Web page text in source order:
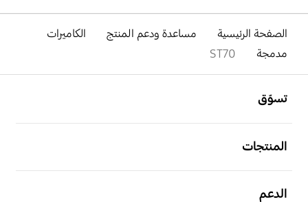
الصفحة الرئيسية مساعدة ودعم المنتج
الكاميرات
مدمجة
ST70
تسوّق
المنتجات
الدعم